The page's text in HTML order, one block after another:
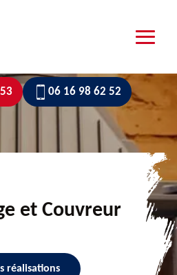
06 16 98 62 52
et Couvreur
réalisations